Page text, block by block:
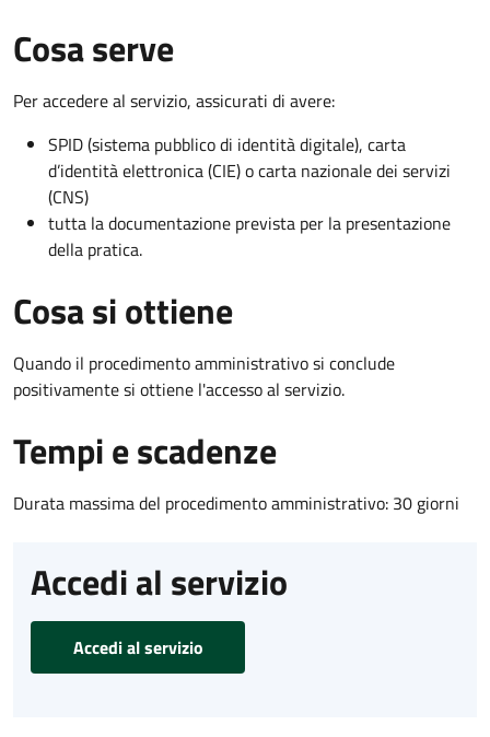
Cosa serve
Per accedere al servizio, assicurati di avere:
SPID (sistema pubblico di identità digitale), carta
d’identità elettronica (CIE) o carta nazionale dei servizi
(CNS)
tutta la documentazione prevista per la presentazione
della pratica.
Cosa si ottiene
Quando il procedimento amministrativo si conclude
positivamente si ottiene l'accesso al servizio.
Tempi e scadenze
Durata massima del procedimento amministrativo: 30 giorni
Accedi al servizio
Accedi al servizio